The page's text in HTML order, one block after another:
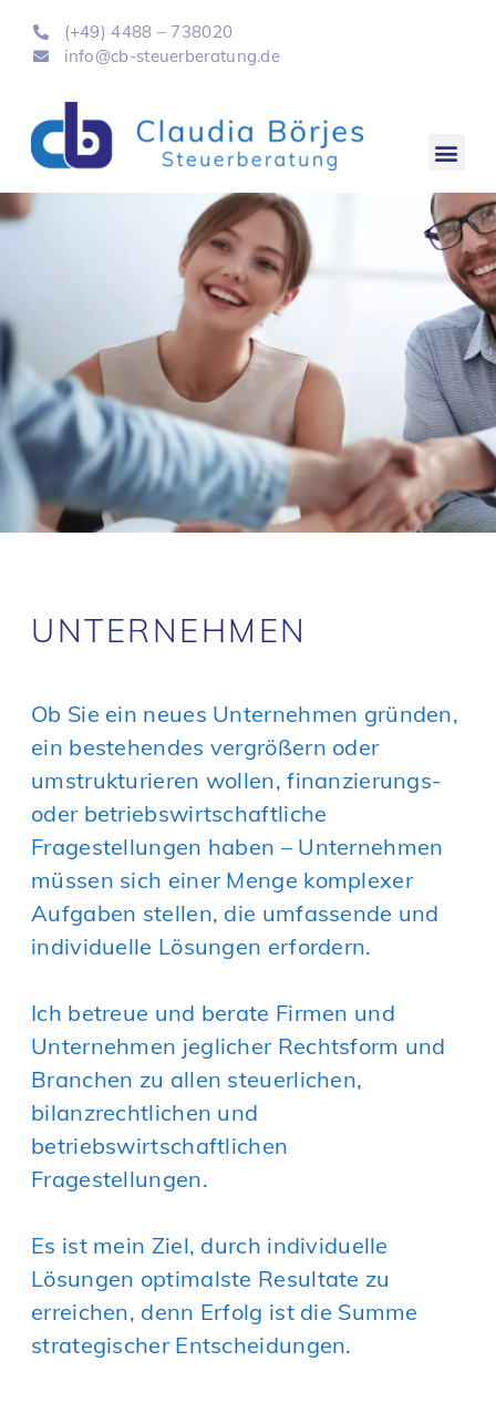
(+49) 4488 – 738020
info@cb-steuerberatung.de
UNTERNEHMEN
Ob Sie ein neues Unternehmen gründen,
ein bestehendes vergrößern oder
umstrukturieren wollen, finanzierungs-
oder betriebswirtschaftliche
Fragestellungen haben – Unternehmen
müssen sich einer Menge komplexer
Aufgaben stellen, die umfassende und
individuelle Lösungen erfordern.
Ich betreue und berate Firmen und
Unternehmen jeglicher Rechtsform und
Branchen zu allen steuerlichen,
bilanzrechtlichen und
betriebswirtschaftlichen
Fragestellungen.
Es ist mein Ziel, durch individuelle
Lösungen optimalste Resultate zu
erreichen, denn Erfolg ist die Summe
strategischer Entscheidungen.